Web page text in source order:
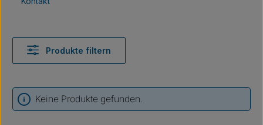
Produkte filtern
Keine Produkte gefunden.